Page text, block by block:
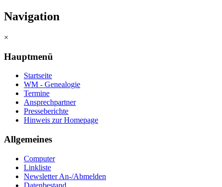
Navigation
×
Hauptmenü
Startseite
WM - Genealogie
Termine
Ansprechpartner
Presseberichte
Hinweis zur Homepage
Allgemeines
Computer
Linkliste
Newsletter An-/Abmelden
Datenbestand